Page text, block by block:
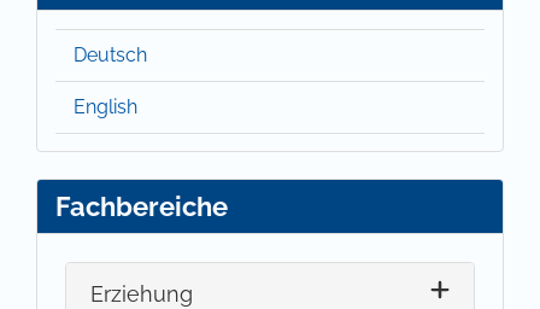
Deutsch
English
Fachbereiche
Erziehung